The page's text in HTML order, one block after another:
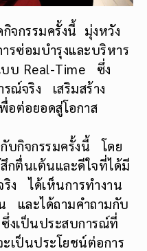
กิจกรรมครั้งนี้ มุ่งหวัง
รซ่อมบำรุงและบริหาร
บบ Real-Time ซึ่ง
รณ์จริง เสริมสร้าง
อต่อยอดสู่โอกาส
บกิจกรรมครั้งนี้ โดย
กตื่นเต้นและดีใจที่ได้มี
ริง ได้เห็นการทำงาน
และได้ถามคำถามกับ
งเป็นประสบการณ์ที่
เป็นประโยชน์ต่อการ